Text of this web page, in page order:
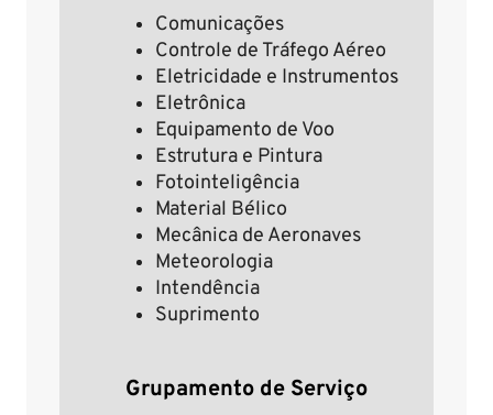
Comunicações
Controle de Tráfego Aéreo
Eletricidade e Instrumentos
Eletrônica
Equipamento de Voo
Estrutura e Pintura
Fotointeligência
Material Bélico
Mecânica de Aeronaves
Meteorologia
Intendência
Suprimento
Grupamento de Serviço